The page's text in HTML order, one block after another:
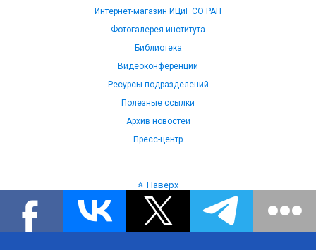
Интернет-магазин ИЦиГ СО РАН
Фотогалерея института
Библиотека
Видеоконференции
Ресурсы подразделений
Полезные ссылки
Архив новостей
Пресс-центр
Наверх